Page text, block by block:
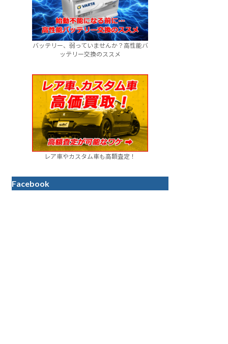
バッテリー、弱っていませんか？高性能バ
ッテリー交換のススメ
レア車やカスタム車も高額査定！
Facebook